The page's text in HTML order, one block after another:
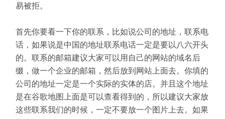
易被拒。
首先你要看一下你的联系，比如说公司的地址，联系电
话，如果说是中国的地址联系电话一定是要以八六开头
的。联系的邮箱建议大家可以用自己的网站的域名后
缀，做一个企业的邮箱，然后放到网站上面去。你填的
公司的地址一定是一个实际的实体的店。并且这个地址
是在谷歌地图上面是可以查看得到的，所以建议大家放
这些联系我们的时候，一定不要放一个图片上去。如果